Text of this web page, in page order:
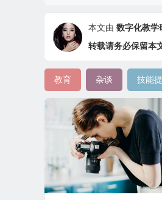
本文由 数字化教学
转载请务必保留本
教育 杂谈 技能